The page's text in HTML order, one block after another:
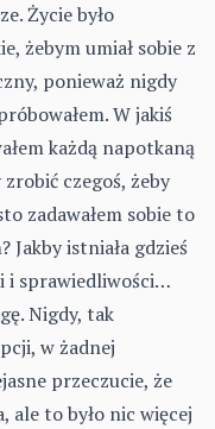
Życie było
żebym umiał sobie z
ponieważ nigdy
W jakiś
każdą napotkaną
czegoś, żeby
zadawałem sobie to
Jakby istniała gdzieś
i sprawiedliwości…
Nigdy, tak
w żadnej
przeczucie, że
ale to było nic więcej